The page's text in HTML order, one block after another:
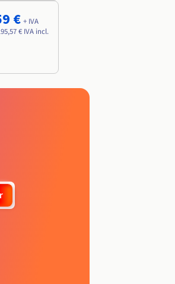
€ + IVA
€ IVA incl.